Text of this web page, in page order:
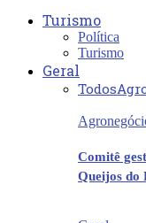
Turismo
Política
Turismo
Geral
Todos
Comitê
Queijos do